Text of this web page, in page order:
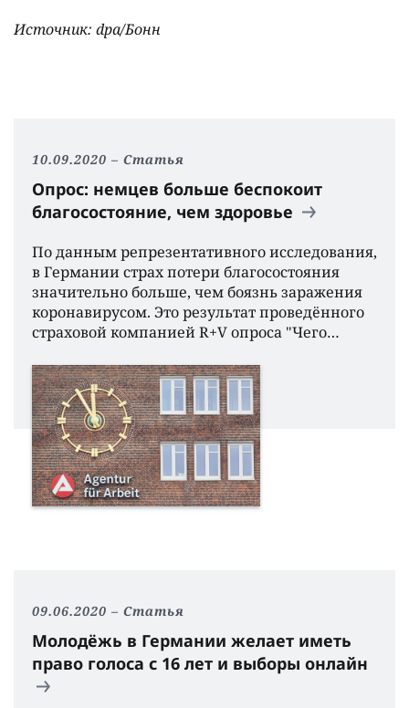
Источник: dpa/Бонн
10.09.2020 Статья
Опрос: немцев больше беспокоит
благосостояние, чем здоровье
По данным репрезентативного исследования,
в Германии страх потери благосостояния
значительно больше, чем боязнь заражения
коронавирусом. Это результат проведëнного
страховой компанией R+V опроса "Чего…
09.06.2020 Статья
Молодёжь в Германии желает иметь
право голоса с 16 лет и выборы онлайн